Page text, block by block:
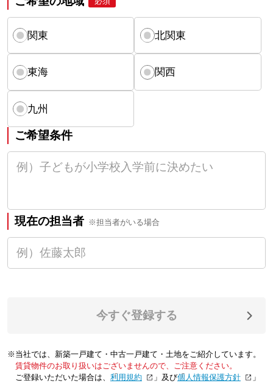
関東 北関東
東海 関西
九州
ご希望条件
現在の担当者 ※担当者がいる場合
今すぐ登録する
※当社では、新築一戸建て・中古一戸建て・土地をご紹介しています。
賃貸物件のお取り扱いはございませんので、ご注意ください。
ご登録いただいた場合は、「利用規約 」及び「個人情報保護方針
」